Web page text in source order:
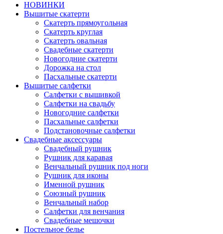
НОВИНКИ
Вышитые скатерти
Скатерть прямоугольная
Скатерть круглая
Скатерть овальная
Свадебные скатерти
Новогодние скатерти
Дорожка на стол
Пасхальные скатерти
Вышитые салфетки
Салфетки с вышивкой
Салфетки на свадьбу
Новогодние салфетки
Пасхальные салфетки
Подстановочные салфетки
Свадебные аксессуары
Свадебный рушник
Рушник для каравая
Венчальный рушник под ноги
Рушник для иконы
Именной рушник
Союзный рушник
Венчальный набор
Салфетки для венчания
Свадебные мешочки
Постельное белье